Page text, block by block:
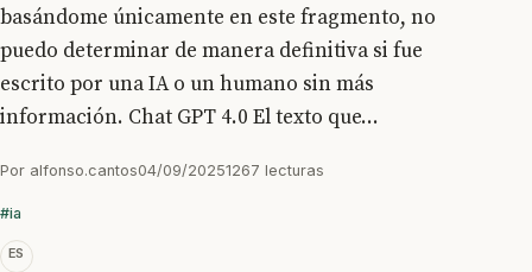
basándome únicamente en este fragmento, no
puedo determinar de manera definitiva si fue
escrito por una IA o un humano sin más
información. Chat GPT 4.0 El texto que...
Por alfonso.cantos04/09/20251267 lecturas
#ia
ES